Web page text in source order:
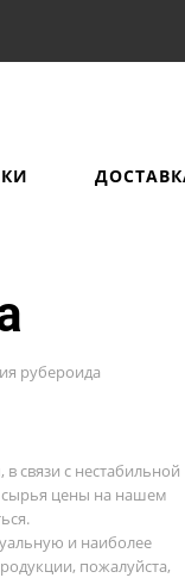
рубероида
связи с нестабильной
сырья цены на нашем
и наиболее
пожалуйста,